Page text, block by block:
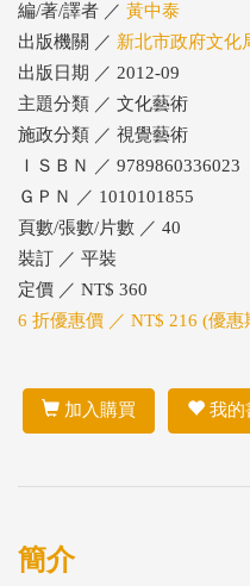
編/著/譯者 ／ 黃中泰
出版機關 ／ 新北市政府文化
出版日期 ／ 2012-09
主題分類 ／ 文化藝術
施政分類 ／ 視覺藝術
ＩＳＢＮ ／ 9789860336023
ＧＰＮ ／ 1010101855
頁數/張數/片數 ／ 40
裝訂 ／ 平裝
定價 ／ NT$ 360
6 折優惠價 ／ NT$ 216 (優惠
加入購買 我的
簡介